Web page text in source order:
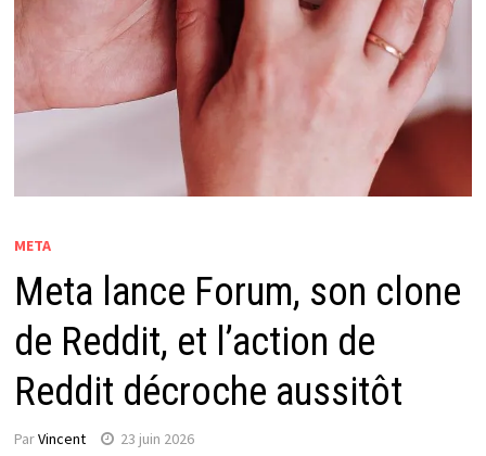
META
Meta lance Forum, son clone
de Reddit, et l’action de
Reddit décroche aussitôt
ParVincent 23 juin 2026